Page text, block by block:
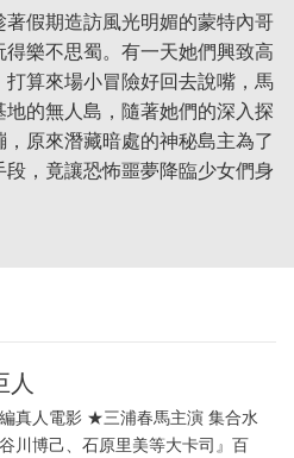
假期造訪風光明媚的蒙特內哥
樂不思蜀。有一天她們興致高
算來場小冒險好回去說嘴，馬
的無人島，隨著她們的深入探
原來潛藏暗處的神秘島主為了
，竟讓恐怖噩夢降臨少女們身
人
真人電影 ★三浦春馬主演 集合水
川博己、石原里美等大卡司』百